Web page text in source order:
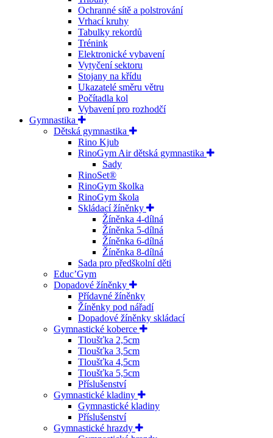
Ochranné sítě a polstrování
Vrhací kruhy
Tabulky rekordů
Trénink
Elektronické vybavení
Vytyčení sektoru
Stojany na křídu
Ukazatelé směru větru
Počítadla kol
Vybavení pro rozhodčí
Gymnastika
Dětská gymnastika
Rino Kjub
RinoGym Air dětská gymnastika
Sady
RinoSet®
RinoGym školka
RinoGym škola
Skládací žíněnky
Žíněnka 4-dílná
Žíněnka 5-dílná
Žíněnka 6-dílná
Žíněnka 8-dílná
Sada pro předškolní děti
Educ’Gym
Dopadové žíněnky
Přídavné žíněnky
Žíněnky pod nářadí
Dopadové žíněnky skládací
Gymnastické koberce
Tloušťka 2,5cm
Tloušťka 3,5cm
Tloušťka 4,5cm
Tloušťka 5,5cm
Příslušenství
Gymnastické kladiny
Gymnastické kladiny
Příslušenství
Gymnastické hrazdy